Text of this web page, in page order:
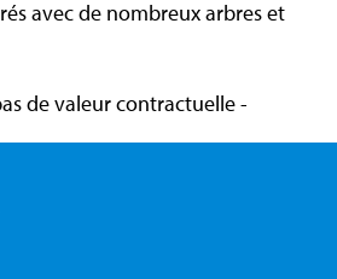
avec de nombreux arbres et
de valeur contractuelle -